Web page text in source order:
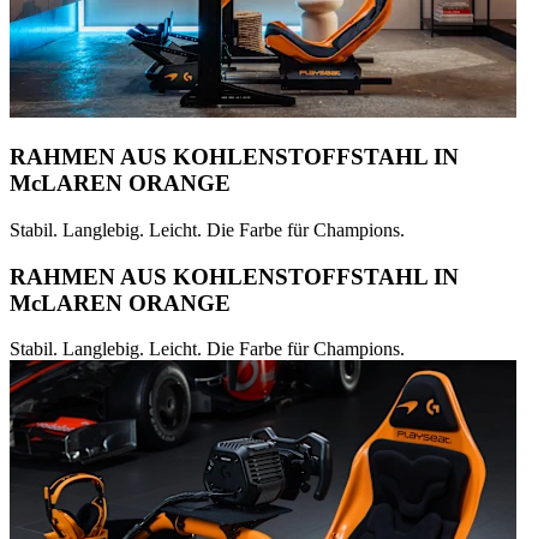
RAHMEN AUS KOHLENSTOFFSTAHL IN
McLAREN ORANGE
Stabil. Langlebig. Leicht. Die Farbe für Champions.
RAHMEN AUS KOHLENSTOFFSTAHL IN
McLAREN ORANGE
Stabil. Langlebig. Leicht. Die Farbe für Champions.